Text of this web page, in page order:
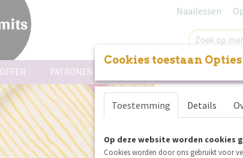
Naailessen
PATRONEN
nieuw
See You
Katoen
Papyrus
Cookies toestaan Opties
Toestemming Details
Op deze website worden cookies
Cookies worden door ons gebruikt voor